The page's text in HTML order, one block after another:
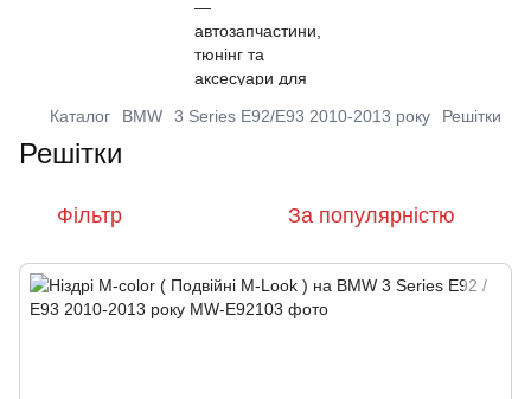
Каталог BMW 3 Series E92/E93 2010-2013 року Решітки
Решітки
Фільтр За популярністю